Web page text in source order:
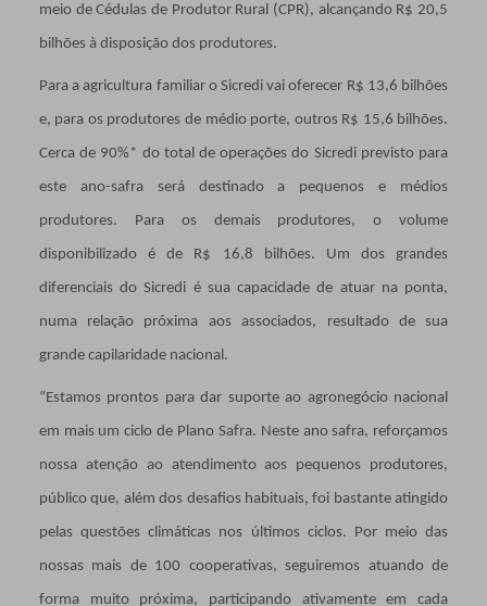
meio de Cédulas de Produtor Rural (CPR), alcançando R$ 20,5
bilhões à disposição dos produtores.
Para a agricultura familiar o Sicredi vai oferecer R$ 13,6 bilhões
e, para os produtores de médio porte, outros R$ 15,6 bilhões.
Cerca de 90%* do total de operações do Sicredi previsto para
este ano-safra será destinado a pequenos e médios
produtores. Para os demais produtores, o volume
disponibilizado é de R$ 16,8 bilhões. Um dos grandes
diferenciais do Sicredi é sua capacidade de atuar na ponta,
numa relação próxima aos associados, resultado de sua
grande capilaridade nacional.
“Estamos prontos para dar suporte ao agronegócio nacional
em mais um ciclo de Plano Safra. Neste ano safra, reforçamos
nossa atenção ao atendimento aos pequenos produtores,
público que, além dos desafios habituais, foi bastante atingido
pelas questões climáticas nos últimos ciclos. Por meio das
nossas mais de 100 cooperativas, seguiremos atuando de
forma muito próxima, participando ativamente em cada